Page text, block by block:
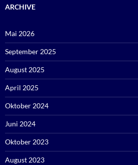
ARCHIVE
Mai 2026
September 2025
August 2025
April 2025
Oktober 2024
Juni 2024
Oktober 2023
August 2023